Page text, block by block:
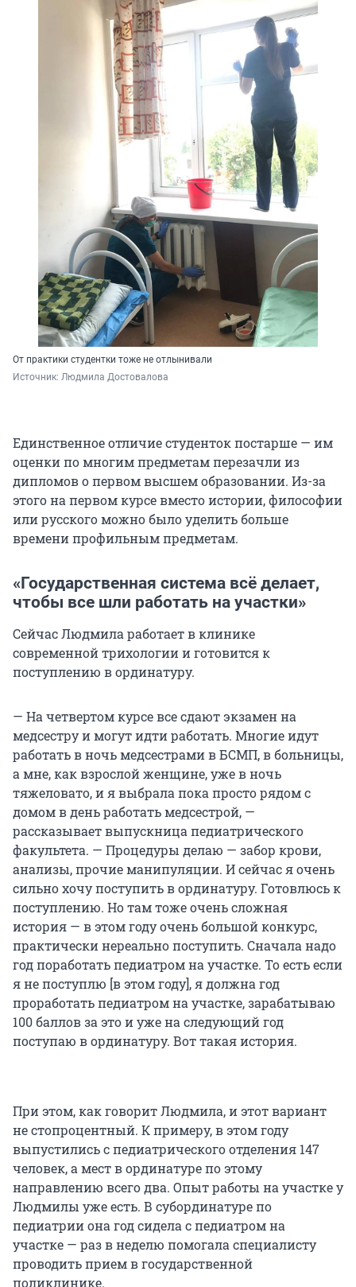
От практики студентки тоже не отлынивали
Источник: Людмила Достовалова
Единственное отличие студенток постарше — им
оценки по многим предметам перезачли из
дипломов о первом высшем образовании. Из-за
этого на первом курсе вместо истории, философии
или русского можно было уделить больше
времени профильным предметам.
«Государственная система всё делает,
чтобы все шли работать на участки»
Сейчас Людмила работает в клинике
современной трихологии и готовится к
поступлению в ординатуру.
— На четвертом курсе все сдают экзамен на
медсестру и могут идти работать. Многие идут
работать в ночь медсестрами в БСМП, в больницы,
а мне, как взрослой женщине, уже в ночь
тяжеловато, и я выбрала пока просто рядом с
домом в день работать медсестрой, —
рассказывает выпускница педиатрического
факультета. — Процедуры делаю — забор крови,
анализы, прочие манипуляции. И сейчас я очень
сильно хочу поступить в ординатуру. Готовлюсь к
поступлению. Но там тоже очень сложная
история — в этом году очень большой конкурс,
практически нереально поступить. Сначала надо
год поработать педиатром на участке. То есть если
я не поступлю [в этом году], я должна год
проработать педиатром на участке, зарабатываю
100 баллов за это и уже на следующий год
поступаю в ординатуру. Вот такая история.
При этом, как говорит Людмила, и этот вариант
не стопроцентный. К примеру, в этом году
выпустились с педиатрического отделения 147
человек, а мест в ординатуре по этому
направлению всего два. Опыт работы на участке у
Людмилы уже есть. В субординатуре по
педиатрии она год сидела с педиатром на
участке — раз в неделю помогала специалисту
проводить прием в государственной
поликлинике.